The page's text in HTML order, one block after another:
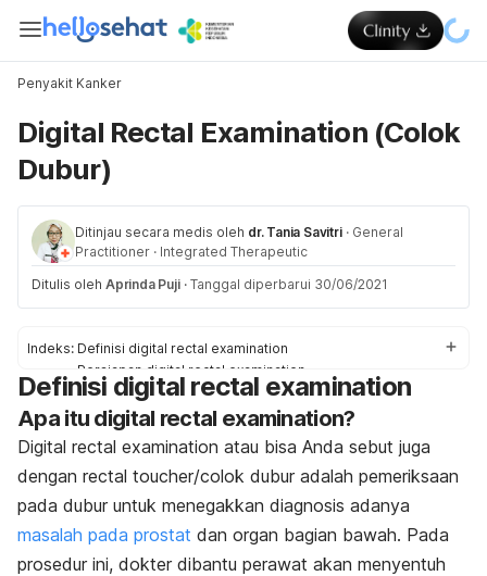
Penyakit Kanker
Digital Rectal Examination (Colok
Dubur)
Ditinjau secara medis oleh dr. Tania Savitri · General
Practitioner · Integrated Therapeutic
Ditulis oleh Aprinda Puji · Tanggal diperbarui 30/06/2021
Indeks: Definisi digital rectal examination
Persiapan digital rectal examination
Prosedur digital rectal examination
Hasil digital rectal examination
Definisi digital rectal examination
Apa itu digital rectal examination?
Digital rectal examination atau bisa Anda sebut juga
dengan rectal toucher/colok dubur adalah pemeriksaan
pada dubur untuk menegakkan diagnosis adanya
masalah pada prostat dan organ bagian bawah. Pada
prosedur ini, dokter dibantu perawat akan menyentuh